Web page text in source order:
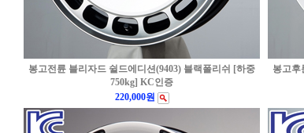
봉고전륜 블리자드 쉴드에디션(9403) 블랙폴리쉬 [하중
750kg] KC인증
220,000원
봉고후